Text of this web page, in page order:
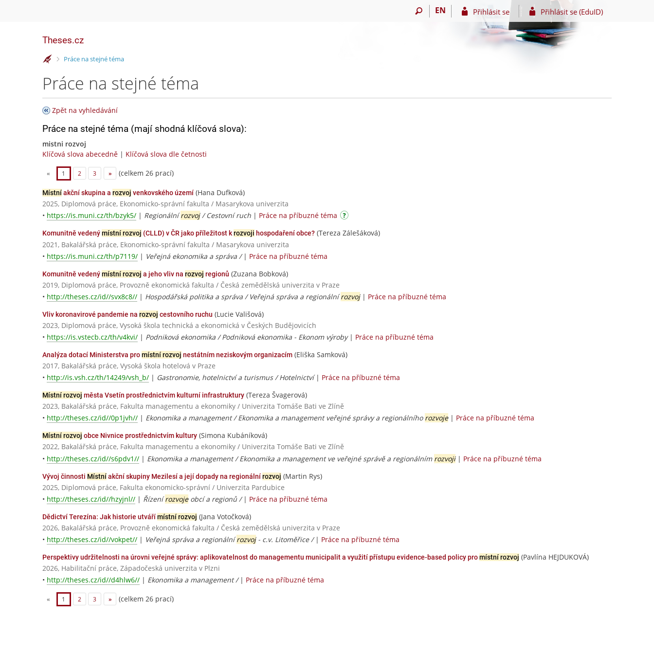
EN Přihlásit se Přihlásit se (EduID)
Theses.cz
>Práce na stejné téma
Práce na stejné téma
Zpět na vyhledávání
Práce na stejné téma (mají shodná klíčová slova):
mistni rozvoj
Klíčová slova abecedně | Klíčová slova dle četnosti
« 1 2 3 » (celkem 26 prací)
Místníakční skupina a rozvoj venkovského území (Hana Dufková)
2025, Diplomová práce, Ekonomicko-správní fakulta / Masarykova univerzita
• https://is.muni.cz/th/bzyk5/ | Regionálnírozvoj/ Cestovní ruch | Práce na příbuzné téma
Komunitně vedenýmístní rozvoj (CLLD) v ČR jako příležitost krozvoji hospodaření obce? (Tereza Zálešáková)
2021, Bakalářská práce, Ekonomicko-správní fakulta / Masarykova univerzita
• https://is.muni.cz/th/p7119/ | Veřejná ekonomika a správa / | Práce na příbuzné téma
Komunitně vedenýmístní rozvoj a jeho vliv na rozvoj regionů (Zuzana Bobková)
2019, Diplomová práce, Provozně ekonomická fakulta / Česká zemědělská univerzita v Praze
• http://theses.cz/id//svx8c8// | Hospodářská politika a správa / Veřejná správa a regionálnírozvoj| Práce na příbuzné téma
Vliv koronavirové pandemie na rozvoj cestovního ruchu (Lucie Vališová)
2023, Diplomová práce, Vysoká škola technická a ekonomická v Českých Budějovicích
• https://is.vstecb.cz/th/v4kvi/ | Podniková ekonomika / Podniková ekonomika - Ekonom výroby| Práce na příbuzné téma
Analýza dotací Ministerstva promístní rozvoj nestátním neziskovým organizacím (Eliška Samková)
2017, Bakalářská práce, Vysoká škola hotelová v Praze
• http://is.vsh.cz/th/14249/vsh_b/ | Gastronomie, hotelnictví a turismus / Hotelnictví| Práce na příbuzné téma
Místní rozvoj města Vsetín prostřednictvím kulturní infrastruktury (Tereza Švagerová)
2023, Bakalářská práce, Fakulta managementu a ekonomiky / Univerzita Tomáše Bati ve Zlíně
• http://theses.cz/id//0p1jvh// | Ekonomika a management / Ekonomika a management veřejné správy a regionálního rozvoje| Práce na příbuzné téma
Místní rozvoj obce Nivnice prostřednictvím kultury (Simona Kubáníková)
2022, Bakalářská práce, Fakulta managementu a ekonomiky / Univerzita Tomáše Bati ve Zlíně
• http://theses.cz/id//s6pdv1// | Ekonomika a management / Ekonomika a management ve veřejné správě a regionálním rozvoji| Práce na příbuzné téma
Vývoj činnosti Místníakční skupiny Mezilesí a její dopady na regionálnírozvoj (Martin Rys)
2025, Diplomová práce, Fakulta ekonomicko-správní / Univerzita Pardubice
• http://theses.cz/id//hzyjnl// | Řízenírozvojeobcí a regionů / | Práce na příbuzné téma
Dědictví Terezína: Jak historie utvářímístní rozvoj (Jana Votočková)
2026, Bakalářská práce, Provozně ekonomická fakulta / Česká zemědělská univerzita v Praze
• http://theses.cz/id//vokpet// | Veřejná správa a regionálnírozvoj- c.v. Litoměřice / | Práce na příbuzné téma
Perspektivy udržitelnosti na úrovni veřejné správy: aplikovatelnost do managementu municipalit a využití přístupu evidence-based policy promístní rozvoj (Pavlína HEJDUKOVÁ)
2026, Habilitační práce, Západočeská univerzita v Plzni
• http://theses.cz/id//d4hlw6// | Ekonomika a management / | Práce na příbuzné téma
« 1 2 3 » (celkem 26 prací)